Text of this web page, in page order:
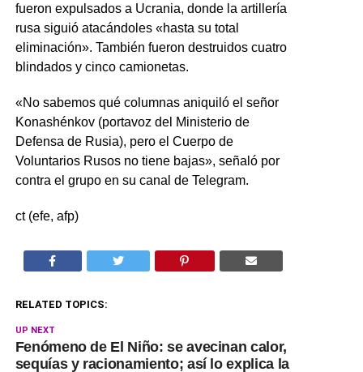
fueron expulsados a Ucrania, donde la artillería
rusa siguió atacándoles «hasta su total
eliminación». También fueron destruidos cuatro
blindados y cinco camionetas.
«No sabemos qué columnas aniquiló el señor
Konashénkov (portavoz del Ministerio de
Defensa de Rusia), pero el Cuerpo de
Voluntarios Rusos no tiene bajas», señaló por
contra el grupo en su canal de Telegram.
ct (efe, afp)
RELATED TOPICS:
UP NEXT
Fenómeno de El Niño: se avecinan calor,
sequías y racionamiento; así lo explica la